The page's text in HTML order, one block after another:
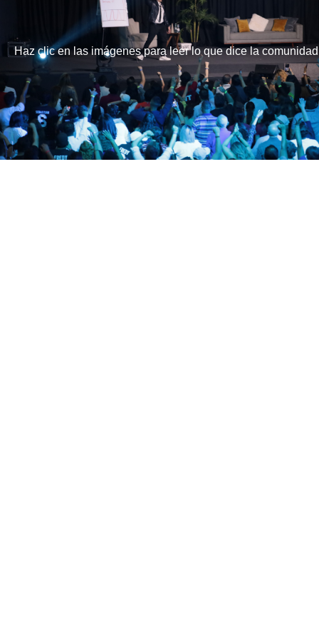
Haz clic en las imágenes para leer lo que dice la comunidad